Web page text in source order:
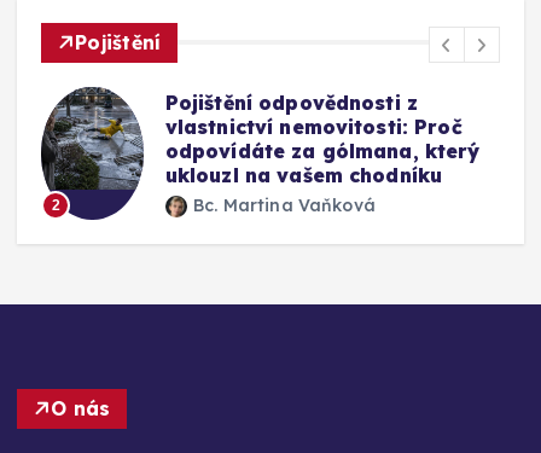
Pojištění
3
Mýty o pojištění skel u auta:
Vyplatí se připlatit si za přední
okno a jak funguje oprava bez
výměny
Bc. Martina Vaňková
O nás